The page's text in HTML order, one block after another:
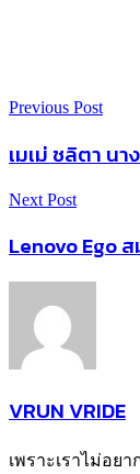
Previous Post
เมเม่ ชลิตา น
Next Post
Lenovo Ego
VRUN VRIDE
เพราะเราไม่อย